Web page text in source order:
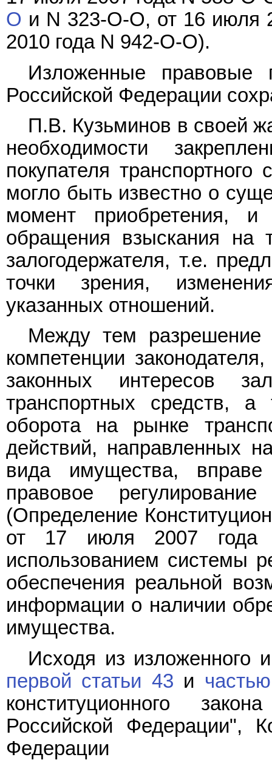
О и N 323-О-О, от 16 июля
2010 года N 942-О-О).
Изложенные правовые
Российской Федерации
П.В. Кузьминов в своей
необходимости
покупателя
могло быть известно о
момент приобретения, и
обращения взыскания на
залогодержателя, т.е.
точки зрения,
указанных отношений.
Между тем разрешение
компетенции
законных интересов
транспортных средств, а
оборота на рынке
действий, направленных
вида имущества, вправе
правовое
(Определение
от 17 июля 2007
использованием системы
обеспечения реальной
информации о наличии
имущества.
Исходя из изложенного
первой статьи 43 и
конституционного
Российской Федерации",
Федерации